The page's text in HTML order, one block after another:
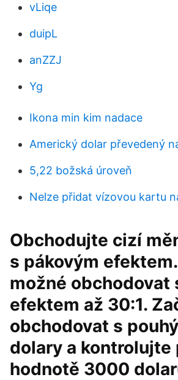
vLiqe
duipL
anZZJ
Yg
Ikona min kim nadace
Americký dolar převedený
5,22 božská úroveň
Nelze přidat vízovou kartu
Obchodujte cizí
s pákovým
možné obchodovat
efektem až 30:1.
obchodovat s
dolary a kontrolujte
hodnotě 3000